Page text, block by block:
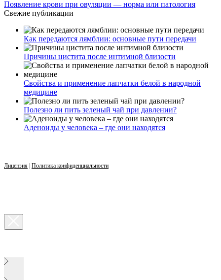
Появление крови при овуляции — норма или патология
Свежие публикации
Как передаются лямблии: основные пути передачи
Причины цистита после интимной близости
Свойства и применение лапчатки белой в народной
медицине
Полезно ли пить зеленый чай при давлении?
Аденоиды у человека – где они находятся
Лицензия | Политика конфиденциальности